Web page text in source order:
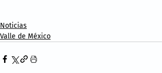
Noticias
Valle de México